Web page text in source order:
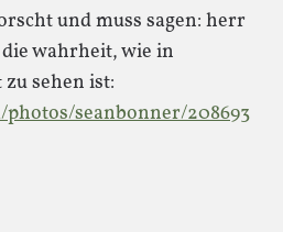
und muss sagen: herr
wahrheit, wie in
sehen ist:
seanbonner/208693